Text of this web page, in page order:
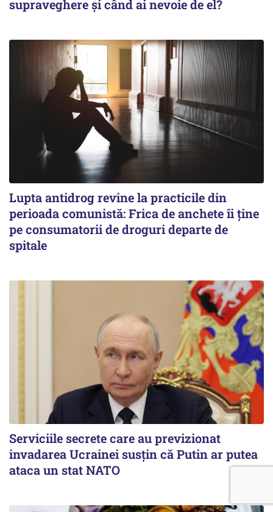
supraveghere și când ai nevoie de el?
Lupta antidrog revine la practicile din
perioada comunistă: Frica de anchete îi ține
pe consumatorii de droguri departe de
spitale
Serviciile secrete care au previzionat
invadarea Ucrainei susțin că Putin ar putea
ataca un stat NATO